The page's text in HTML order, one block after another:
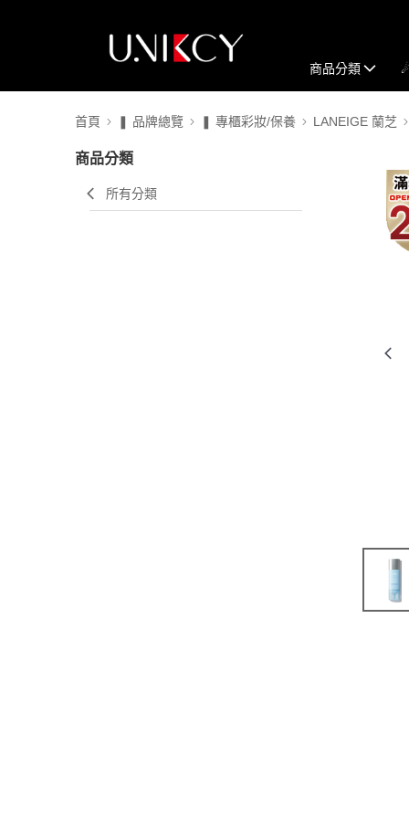
商品分類
首頁 ❚ 品牌總覽 ❚ 專櫃彩妝/保養 LANEIGE 蘭芝
商品分類
所有分類